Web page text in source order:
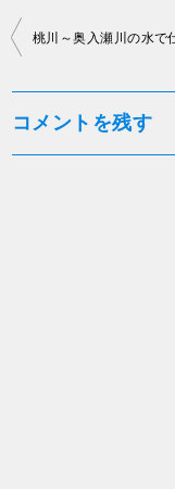
投
ナ
ビ
コメントを残す